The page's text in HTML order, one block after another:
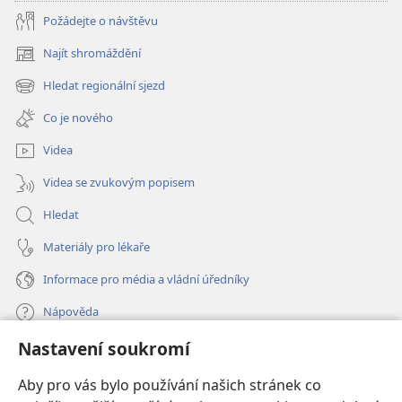
Nastavení soukromí
Aby pro vás bylo používání našich stránek co
Požádejte o návštěvu
Najít shromáždění
(otevřeno
nové
okno)
Hledat regionální sjezd
(otevřeno
nové
okno)
Co je nového
Videa
Videa se zvukovým popisem
Hledat
Materiály pro lékaře
Informace pro média a vládní úředníky
Nápověda
Dary
nové